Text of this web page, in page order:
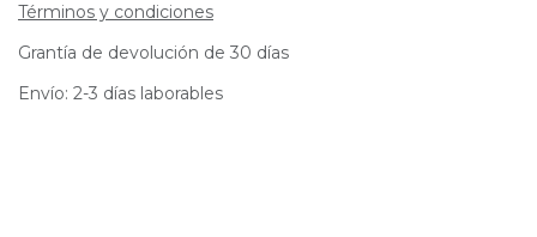
Términos y condiciones
Grantía de devolución de 30 días
Envío: 2-3 días laborables